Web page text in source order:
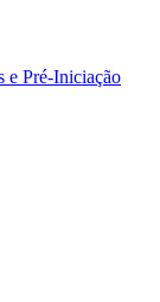
e Pré-Iniciação